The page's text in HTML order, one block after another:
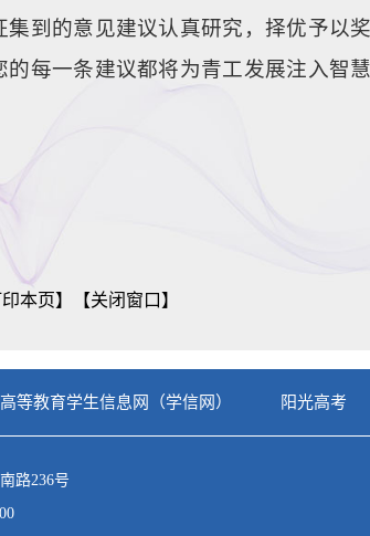
到的意见建议认真研究，择优予以
每一条建议都将为青工发展注入智
发展
印本页】 【关闭窗口】
等教育学生信息网（学信网） 阳光高考
路236号